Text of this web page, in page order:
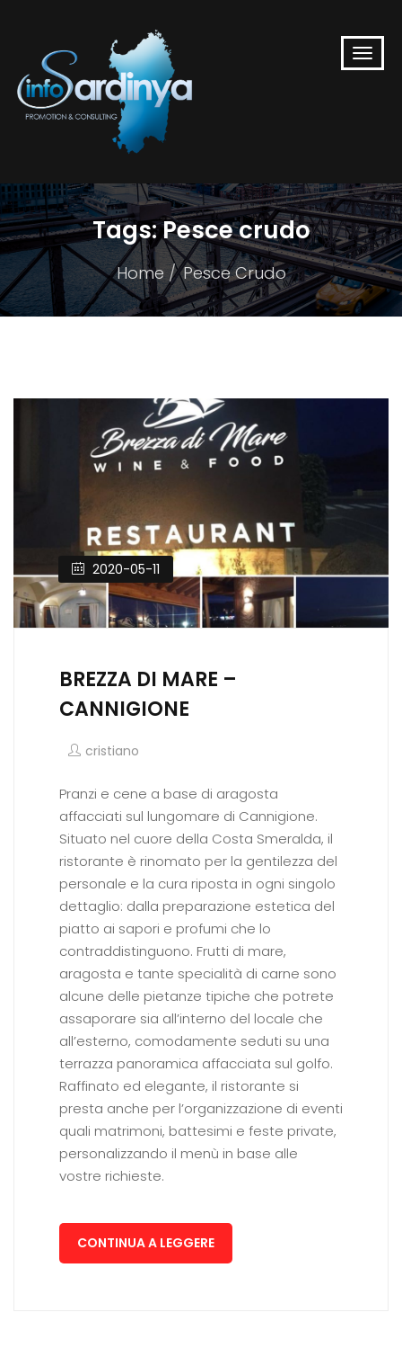
Tags:Pesce crudo
Home Pesce Crudo
2020-05-11
BREZZA DI MARE –
CANNIGIONE
cristiano
Pranzi e cene a base di aragosta
affacciati sul lungomare di Cannigione.
Situato nel cuore della Costa Smeralda, il
ristorante è rinomato per la gentilezza del
personale e la cura riposta in ogni singolo
dettaglio: dalla preparazione estetica del
piatto ai sapori e profumi che lo
contraddistinguono. Frutti di mare,
aragosta e tante specialità di carne sono
alcune delle pietanze tipiche che potrete
assaporare sia all’interno del locale che
all’esterno, comodamente seduti su una
terrazza panoramica affacciata sul golfo.
Raffinato ed elegante, il ristorante si
presta anche per l’organizzazione di eventi
quali matrimoni, battesimi e feste private,
personalizzando il menù in base alle
vostre richieste.
CONTINUA A LEGGERE